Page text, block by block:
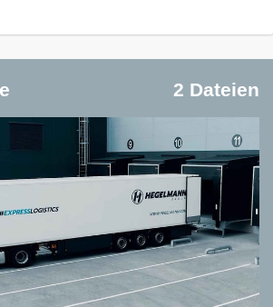
2 Dateien